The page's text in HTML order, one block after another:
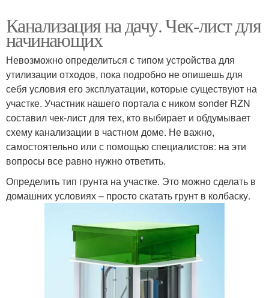
Канализация на дачу. Чек-лист для
начинающих
Невозможно определиться с типом устройства для
утилизации отходов, пока подробно не опишешь для
себя условия его эксплуатации, которые существуют на
участке. Участник нашего портала с ником sonder RZN
составил чек-лист для тех, кто выбирает и обдумывает
схему канализации в частном доме. Не важно,
самостоятельно или с помощью специалистов: на эти
вопросы все равно нужно ответить.
Определить тип грунта на участке. Это можно сделать в
домашних условиях – просто скатать грунт в колбаску.